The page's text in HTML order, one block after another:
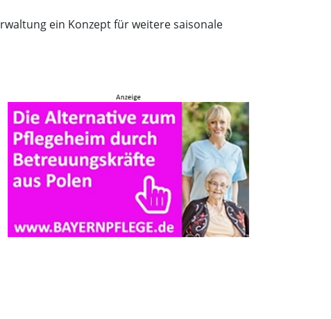
ein Konzept für weitere saisonale